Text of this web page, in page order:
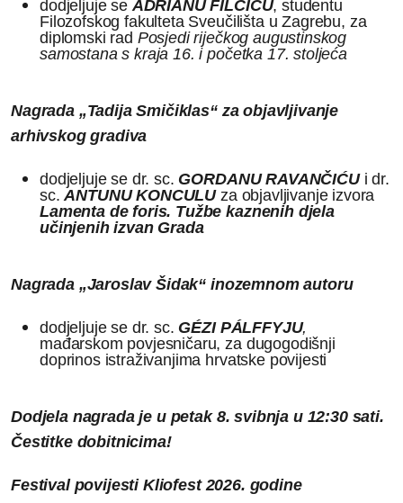
dodjeljuje seADRIANU FILČIĆU, studentu
Filozofskog fakulteta Sveučilišta u Zagrebu, za
diplomski rad Posjedi riječkog augustinskog
samostana s kraja 16. i početka 17. stoljeća
Nagrada „Tadija Smičiklas“ za objavljivanje
arhivskog gradiva
dodjeljuje se dr. sc. GORDANU RAVANČIĆUi dr.
sc.ANTUNU KONCULUza objavljivanje izvora
Lamenta de foris. Tužbe kaznenih djela
učinjenih izvan Grada
Nagrada „Jaroslav Šidak“ inozemnom autoru
dodjeljuje se dr. sc. GÉZI PÁLFFYJU,
mađarskom povjesničaru, za dugogodišnji
doprinos istraživanjima hrvatske povijesti
Dodjela nagrada je u petak 8. svibnja u 12:30 sati.
Čestitke dobitnicima!
Festival povijesti Kliofest 2026. godine